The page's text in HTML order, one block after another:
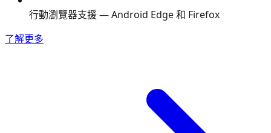
行動瀏覽器支援 — Android Edge 和 Firefox
了解更多